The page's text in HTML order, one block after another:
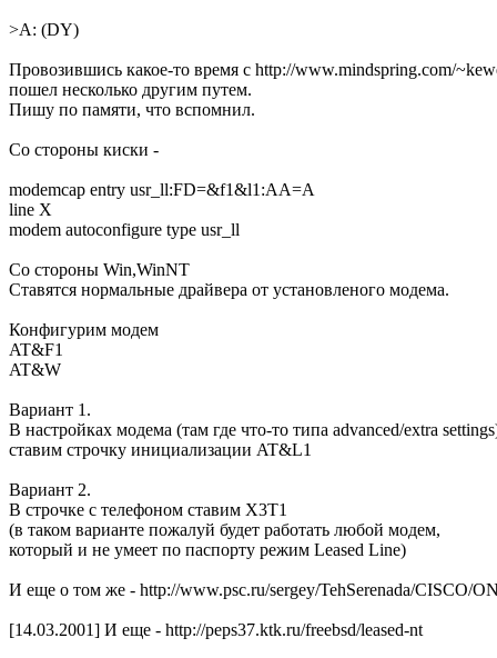
>A: (DY)
Провозившись какое-то время с http://www.mindspring.com/
пошел несколько другим путем.
Пишу по памяти, что вспомнил.
Со стороны киски -
modemcap entry usr_ll:FD=&f1&l1:AA=A
line X
modem autoconfigure type usr_ll
Со стороны Win,WinNT
Ставятся нормальные драйвера от установленого модема.
Конфигурим модем
AT&F1
AT&W
Вариант 1.
В настройках модема (там где что-то типа advanced/extra
ставим строчку инициализации AT&L1
Вариант 2.
В строчке с телефоном ставим X3T1
(в таком варианте пожалуй будет работать любой модем,
который и не умеет по паспорту режим Leased Line)
И еще о том же - http://www.psc.ru/sergey/TehSerenada/CISCO/
[14.03.2001] И еще - http://peps37.ktk.ru/freebsd/leased-nt